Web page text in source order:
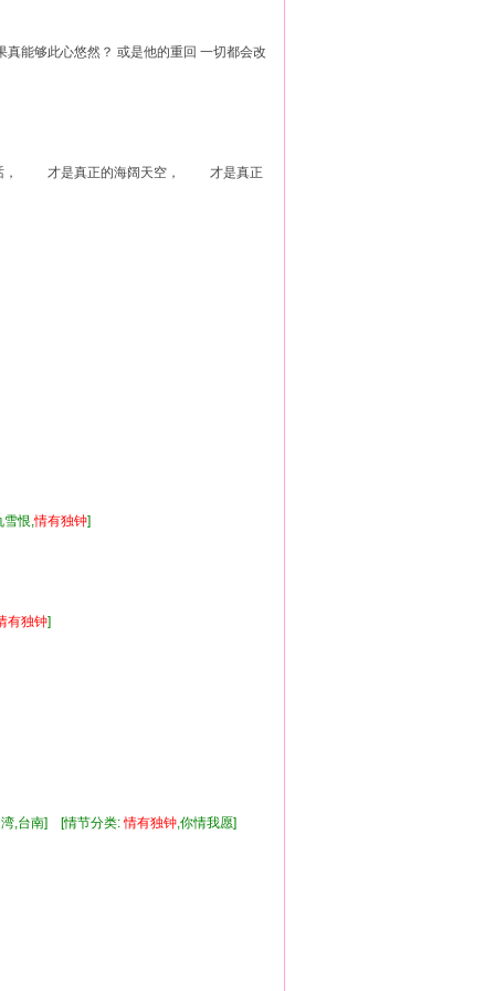
能够此心悠然？ 或是他的重回 一切都会改
， 才是真正的海阔天空， 才是真正
雪恨,情有独钟]
有独钟]
湾,台南] [情节分类:情有独钟,你情我愿]